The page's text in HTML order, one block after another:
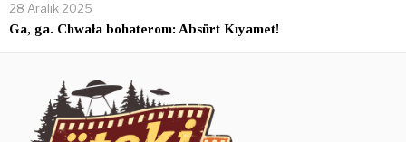
28 Aralık 2025
Ga, ga. Chwała bohaterom: Absürt Kıyamet!